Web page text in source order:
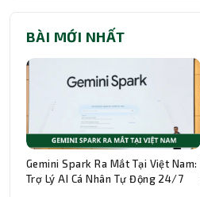
BÀI MỚI NHẤT
Gemini Spark Ra Mắt Tại Việt Nam:
Trợ Lý AI Cá Nhân Tự Động 24/7